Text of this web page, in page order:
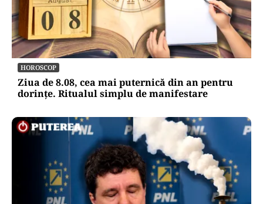
HOROSCOP
Ziua de 8.08, cea mai puternică din an pentru
dorințe. Ritualul simplu de manifestare